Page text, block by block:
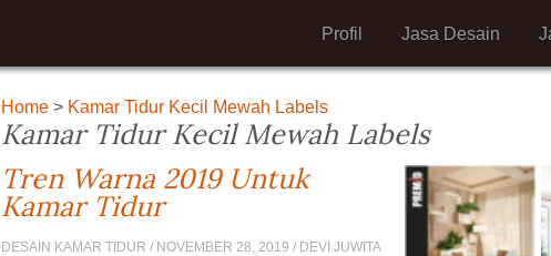
Jasa Desain
Profil
Home > Kamar Tidur Kecil Mewah Labels
Kamar Tidur Kecil Mewah Labels
Tren Warna 2019 Untuk
Kamar Tidur
DESAIN KAMAR TIDUR / NOVEMBER 28, 2019 / DEVI JUWITA